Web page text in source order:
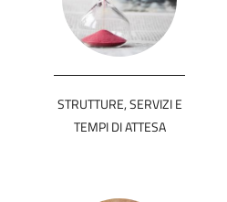
STRUTTURE, SERVIZI E
TEMPI DI ATTESA